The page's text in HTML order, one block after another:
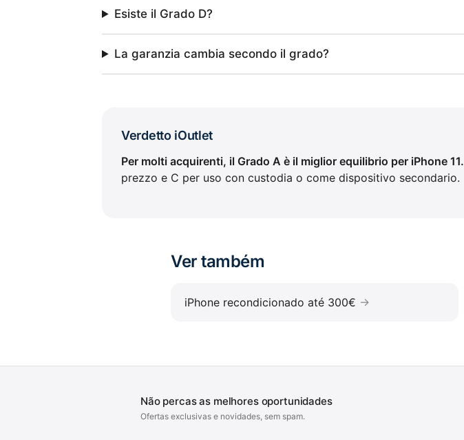
Esiste il Grado D?
La garanzia cambia secondo il grado?
Verdetto iOutlet
Per molti acquirenti, il Grado A è il miglior equilibrio per iPhone 11.
prezzo e C per uso con custodia o come dispositivo secondario.
Ver também
iPhone recondicionado até 300€
Não percas as melhores oportunidades
Ofertas exclusivas e novidades, sem spam.